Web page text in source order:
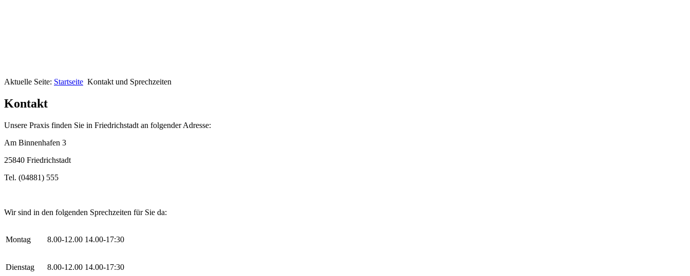
Aktuelle Seite: Startseite Kontakt und Sprechzeiten
Kontakt
Unsere Praxis finden Sie in Friedrichstadt an folgender Adresse:
Am Binnenhafen 3
25840 Friedrichstadt
Tel. (04881) 555
Wir sind in den folgenden Sprechzeiten für Sie da:
Montag 8.00-12.00 14.00-17:30
Dienstag 8.00-12.00 14.00-17:30